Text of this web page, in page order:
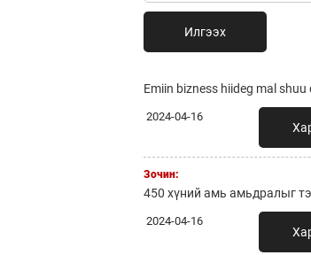
Илгээх
Emiin bizness hiideg mal
2024-04-16
Зочин:
450 хүний амь амьдралыг
2024-04-16